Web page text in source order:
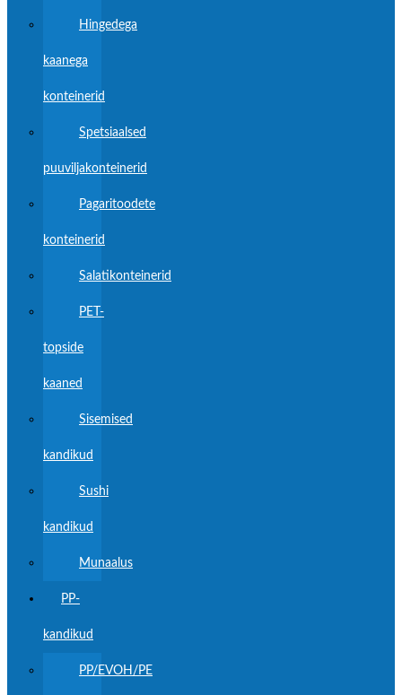
Hingedega
kaanega
konteinerid
Spetsiaalsed
puuviljakonteinerid
Pagaritoodete
konteinerid
Salatikonteinerid
PET-
topside
kaaned
Sisemised
kandikud
Sushi
kandikud
Munaalus
PP-
kandikud
PP/EVOH/PE